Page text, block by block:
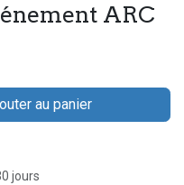
ARC
au panier
jours